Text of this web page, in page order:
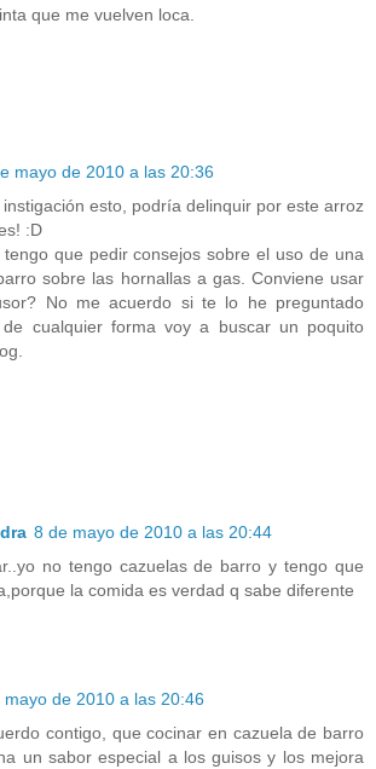
que me vuelven loca.
mayo de 2010 a las 20:36
instigación esto, podría delinquir por este arroz
:D
que pedir consejos sobre el uso de una
sobre las hornallas a gas. Conviene usar
No me acuerdo si te lo he preguntado
cualquier forma voy a buscar un poquito
8 de mayo de 2010 a las 20:44
no tengo cazuelas de barro y tengo que
la comida es verdad q sabe diferente
mayo de 2010 a las 20:46
contigo, que cocinar en cazuela de barro
un sabor especial a los guisos y los mejora